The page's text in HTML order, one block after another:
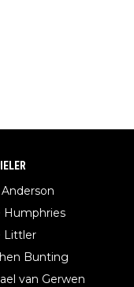
Anderson
Humphries
Littler
Bunting
van Gerwen